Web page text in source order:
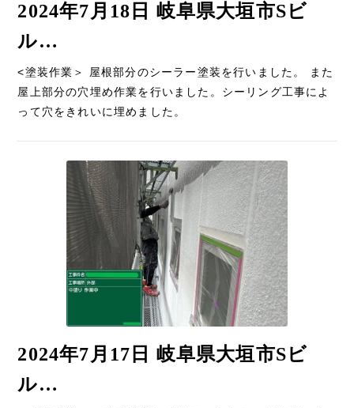
2024年7月18日 岐阜県大垣市Sビ
ル…
<塗装作業＞ 屋根部分のシーラー塗装を行いました。 また
屋上部分の穴埋め作業を行いました。シーリング工事によ
って穴をきれいに埋めました。
2024年7月17日 岐阜県大垣市Sビ
ル…